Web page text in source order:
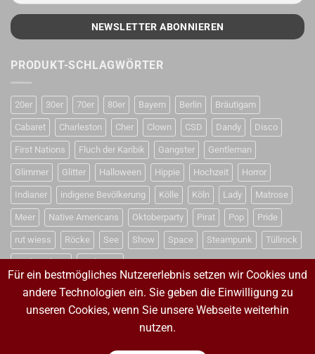
PRODUKT-SCHLAGWÖRTER
20er 30er 70er 80er Bayern Berlin Bräutigam
Cabaret Charleston Cher Clown CSD Dandy Disco
First Nations Fluch der Karibik Gangster Gentleman
Glimmer Glitter Halloween Hippie Hochzeit Horror
Indianer indigene Bevölkerung Kölle Köln Lady Matrose
Meer Native Americans Oktoberparty Pirat Pop Pride
rut wiess Röcke See Show Space Steampunk Tüllrock
Weihnachten Weltraum
VERTRAG WIDERRUFEN
Für ein bestmögliches Nutzererlebnis setzen wir Cookies und
andere Technologien ein. Sie geben die Einwilligung zu
unseren Cookies, wenn Sie unsere Webseite weiterhin
nutzen.